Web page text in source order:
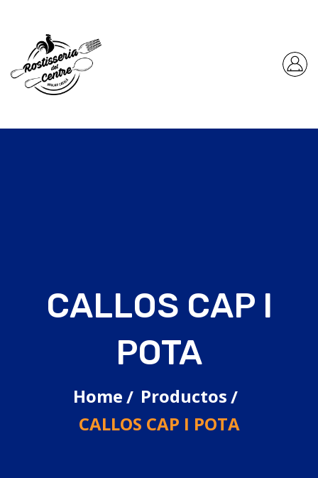
CALLOS CAP I
POTA
Home
Productos
CALLOS CAP I POTA